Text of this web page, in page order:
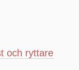
och ryttare